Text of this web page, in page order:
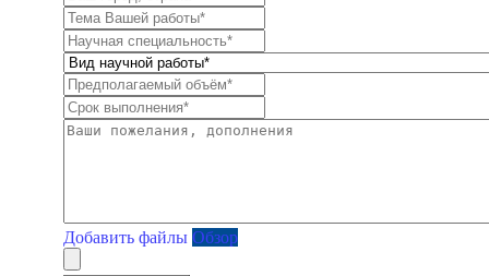
Добавить файлы Обзор